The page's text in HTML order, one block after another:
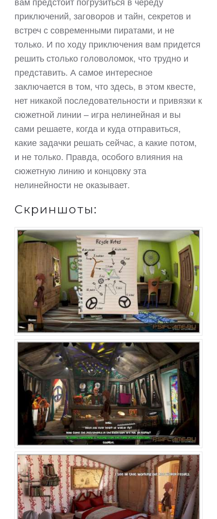
приключений, заговоров и тайн, секретов и
встреч с современными пиратами, и не
только. И по ходу приключения вам придется
решить столько головоломок, что трудно и
представить. А самое интересное
заключается в том, что здесь, в этом квесте,
нет никакой последовательности и привязки к
сюжетной линии – игра нелинейная и вы
сами решаете, когда и куда отправиться,
какие задачки решать сейчас, а какие потом,
и не только. Правда, особого влияния на
сюжетную линию и концовку эта
нелинейности не оказывает.
Скриншоты: